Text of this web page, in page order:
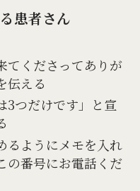
患者さん
てくださってありが
伝える
3つだけです」と宣
るようにメモを入れ
の番号にお電話くだ